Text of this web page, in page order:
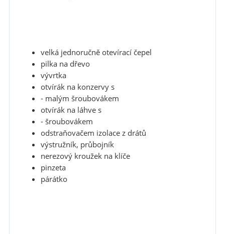
velká jednoručně otevírací čepel
pilka na dřevo
vývrtka
otvírák na konzervy s
- malým šroubovákem
otvírák na láhve s
- šroubovákem
odstraňovačem izolace z drátů
výstružník, průbojník
nerezový kroužek na klíče
pinzeta
párátko